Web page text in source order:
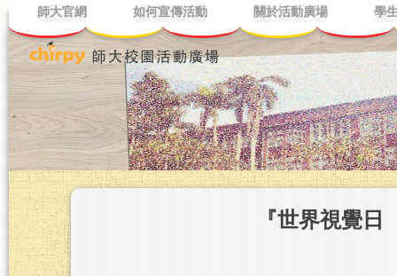
師大官網 如何宣傳活動 關於活動廣場 學
『世界視覺